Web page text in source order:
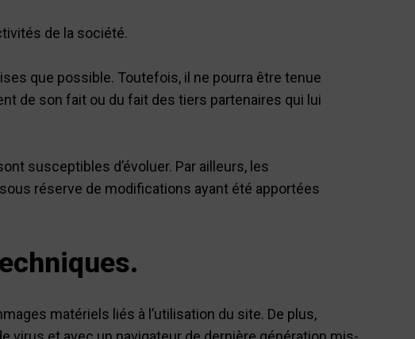
de la société.
que possible. Toutefois, il ne pourra être tenue
de son fait ou du fait des tiers partenaires qui lui
susceptibles d’évoluer. Par ailleurs, les
réserve de modifications ayant été apportées
matériels liés à l’utilisation du site. De plus,